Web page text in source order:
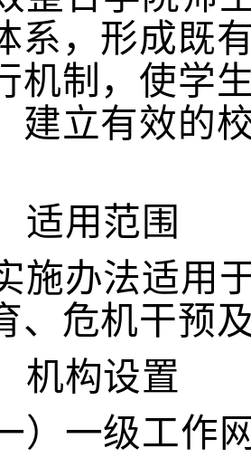
系，形成既
机制，使学
建立有效的
适用范围
施办法适用
、危机干预
机构设置
）一级工作